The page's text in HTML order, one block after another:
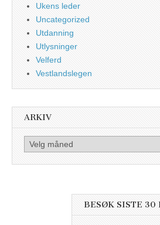
Ukens leder
Uncategorized
Utdanning
Utlysninger
Velferd
Vestlandslegen
ARKIV
Arkiv
BESØK SISTE 30